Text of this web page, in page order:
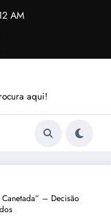
AM
aqui!
Canetada” – Decisão